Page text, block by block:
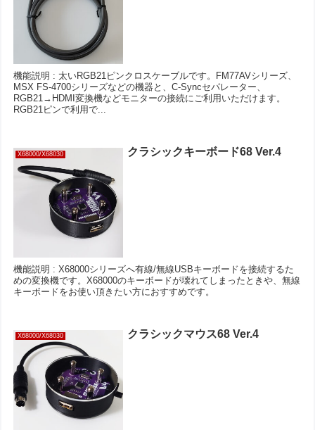
機能説明 : 太いRGB21ピンクロスケーブルです。FM77AVシリーズ、
MSX FS-4700シリーズなどの機器と、C-Syncセパレーター、
RGB21→HDMI変換機などモニターの接続にご利用いただけます。
RGB21ピンで利用で...
X68000/X68030 クラシックキーボード68 Ver.4
機能説明 : X68000シリーズへ有線/無線USBキーボードを接続するた
めの変換機です。X68000のキーボードが壊れてしまったときや、無線
キーボードをお使い頂きたい方におすすめです。
X68000/X68030 クラシックマウス68 Ver.4